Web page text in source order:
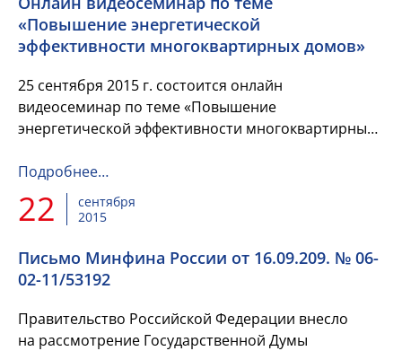
«Повышение энергетической
эффективности многоквартирных домов»
25 сентября 2015 г. состоится онлайн
видеосеминар по теме «Повышение
энергетической эффективности многоквартирных
центр общественного ...
Подробнее…
22
сентября
2015
Письмо Минфина России от 16.09.209. № 06-
02-11/53192
Правительство Российской Федерации внесло
на рассмотрение Государственной Думы